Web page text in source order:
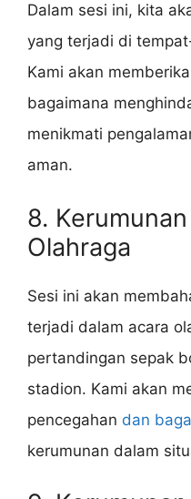
Dalam sesi ini, kita
yang terjadi di
Kami akan
bagaimana
menikmati
aman.
8.
Olahraga
Sesi ini akan
terjadi dalam acara
pertandingan sepak
stadion. Kami akan
pencegahan dan
kerumunan dalam